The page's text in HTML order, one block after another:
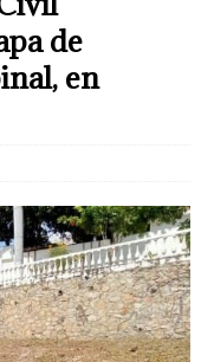
de
en